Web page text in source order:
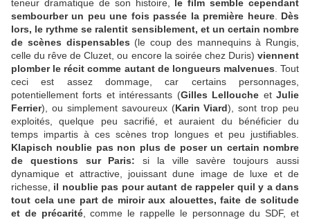
teneur dramatique de son histoire, le film semble cependant
sembourber un peu une fois passée la première heure. Dès
lors, le rythme se ralentit sensiblement, et un certain nombre
de scènes dispensables (le coup des mannequins à Rungis,
celle du rêve de Cluzet, ou encore la soirée chez Duris) viennent
plomber le récit comme autant de longueurs malvenues . Tout
ceci est assez dommage, car certains personnages,
potentiellement forts et intéressants (Gilles Lellouche etJulie
Ferrier), ou simplement savoureux (Karin Viard), sont trop peu
exploités, quelque peu sacrifié, et auraient du bénéficier du
temps impartis à ces scènes trop longues et peu justifiables.
Klapisch noublie pas non plus de poser un certain nombre
de questions sur Paris: si la ville savère toujours aussi
dynamique et attractive, jouissant dune image de luxe et de
richesse, il noublie pas pour autant de rappeler quil y a dans
tout cela une part de miroir aux alouettes, faite de solitude
et de précarité, comme le rappelle le personnage du SDF, et